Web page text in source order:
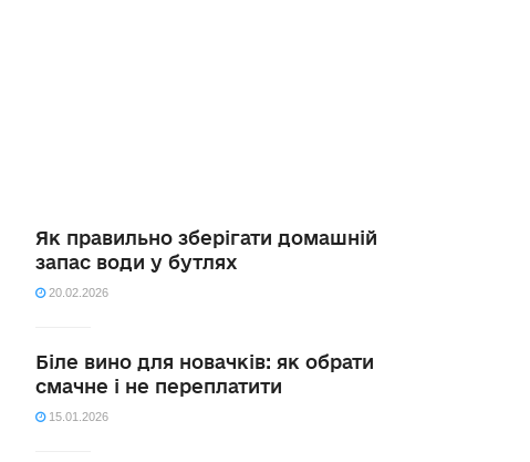
Як правильно зберігати домашній
запас води у бутлях
20.02.2026
Біле вино для новачків: як обрати
смачне і не переплатити
15.01.2026